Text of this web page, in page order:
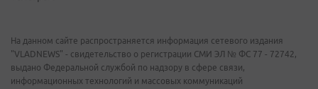
На данном сайте распространяется информация сетевого издания
"VLADNEWS" - свидетельство о регистрации СМИ ЭЛ № ФС 77 - 72742,
выдано Федеральной службой по надзору в сфере связи,
информационных технологий и массовых коммуникаций